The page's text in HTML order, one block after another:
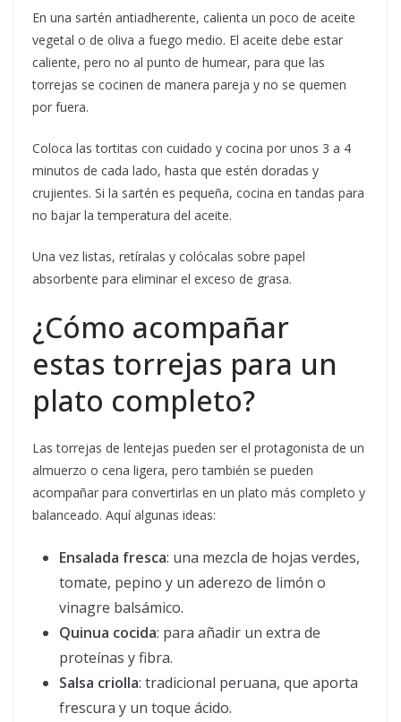
En una sartén antiadherente, calienta un poco de aceite
vegetal o de oliva a fuego medio. El aceite debe estar
caliente, pero no al punto de humear, para que las
torrejas se cocinen de manera pareja y no se quemen
por fuera.
Coloca las tortitas con cuidado y cocina por unos 3 a 4
minutos de cada lado, hasta que estén doradas y
crujientes. Si la sartén es pequeña, cocina en tandas para
no bajar la temperatura del aceite.
Una vez listas, retíralas y colócalas sobre papel
absorbente para eliminar el exceso de grasa.
¿Cómo acompañar
estas torrejas para un
plato completo?
Las torrejas de lentejas pueden ser el protagonista de un
almuerzo o cena ligera, pero también se pueden
acompañar para convertirlas en un plato más completo y
balanceado. Aquí algunas ideas:
Ensalada fresca: una mezcla de hojas verdes,
tomate, pepino y un aderezo de limón o
vinagre balsámico.
Quinua cocida: para añadir un extra de
proteínas y fibra.
Salsa criolla: tradicional peruana, que aporta
frescura y un toque ácido.